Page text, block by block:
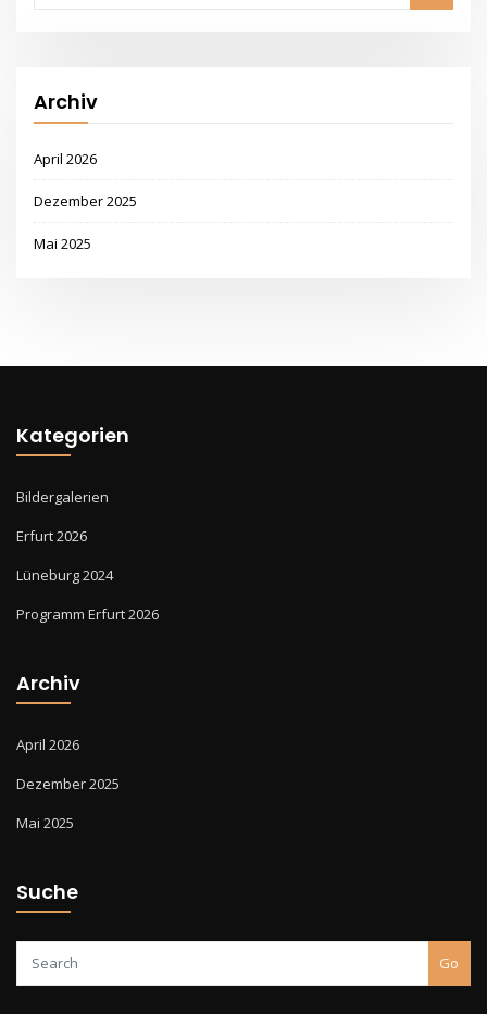
Archiv
April 2026
Dezember 2025
Mai 2025
Kategorien
Bildergalerien
Erfurt 2026
Lüneburg 2024
Programm Erfurt 2026
Archiv
April 2026
Dezember 2025
Mai 2025
Suche
Go